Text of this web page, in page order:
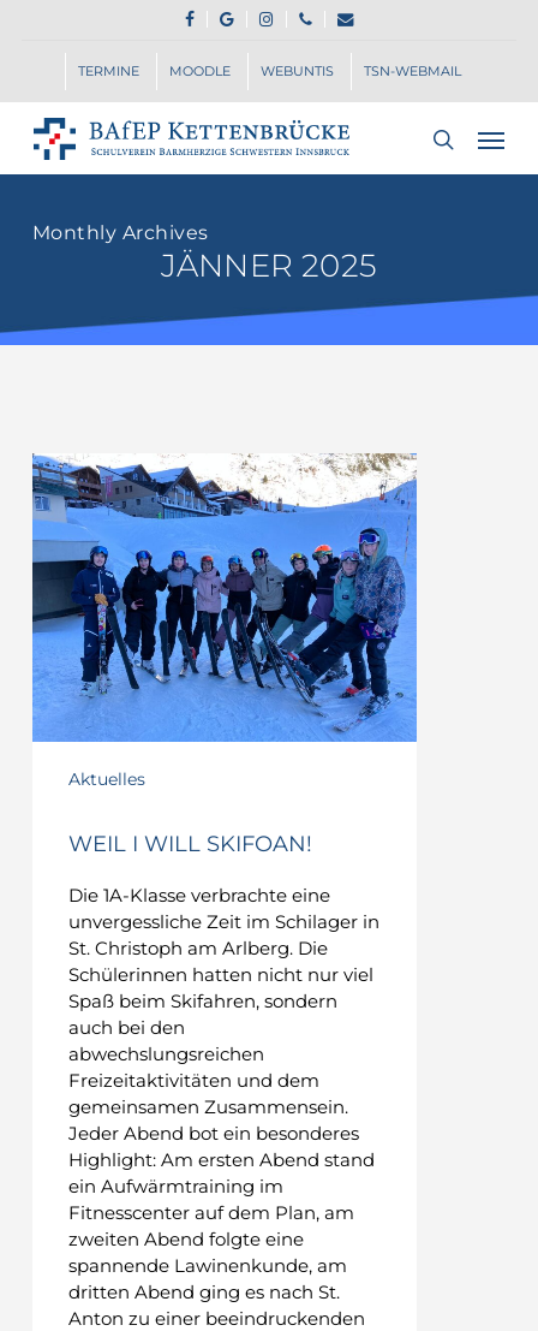
content
FACEBOOK
GOOGLE-
PLUS
INSTAGRAM
PHONEEMAIL
TERMINE MOODLE WEBUNTIS TSN-WEBMAIL
search
Menu
Monthly Archives
JÄNNER 2025
Weil
i
will
Skifoan!
Aktuelles
WEIL I WILL SKIFOAN!
Die 1A-Klasse verbrachte eine
unvergessliche Zeit im Schilager in
St. Christoph am Arlberg. Die
Schülerinnen hatten nicht nur viel
Spaß beim Skifahren, sondern
auch bei den
abwechslungsreichen
Freizeitaktivitäten und dem
gemeinsamen Zusammensein.
Jeder Abend bot ein besonderes
Highlight: Am ersten Abend stand
ein Aufwärmtraining im
Fitnesscenter auf dem Plan, am
zweiten Abend folgte eine
spannende Lawinenkunde, am
dritten Abend ging es nach St.
Anton zu einer beeindruckenden